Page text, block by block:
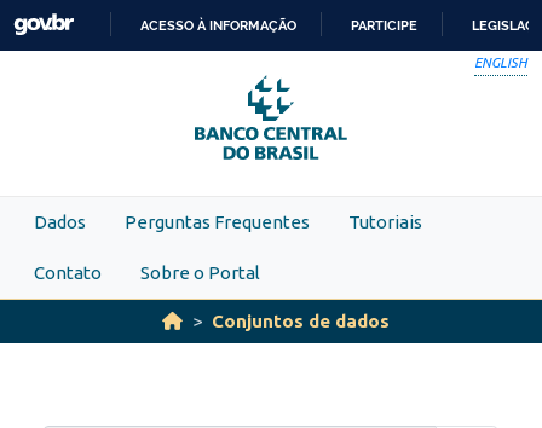
Skip to main content
PARA
O
CONTEÚDO
ACESSO À INFORMAÇÃO PARTICIPE
ENGLISH
Dados Perguntas Frequentes Tutoriais
Contato Sobre o Portal
Conjuntos de dados